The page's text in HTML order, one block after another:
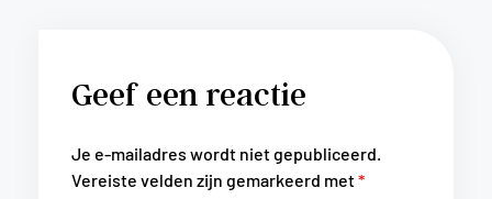
Geef een reactie
Je e-mailadres wordt niet gepubliceerd.
Vereiste velden zijn gemarkeerd met*